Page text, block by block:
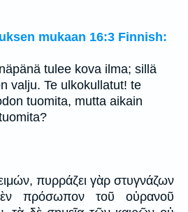
mukaan 16:3 Finnish:
tulee kova ilma; sillä
valju. Te ulkokullatut! te
tuomita, mutta aikain
πυρράζει γὰρ στυγνάζων
πρόσωπον τοῦ οὐρανοῦ